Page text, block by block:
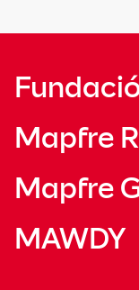
Mapfre
Mapfre
MAWDY